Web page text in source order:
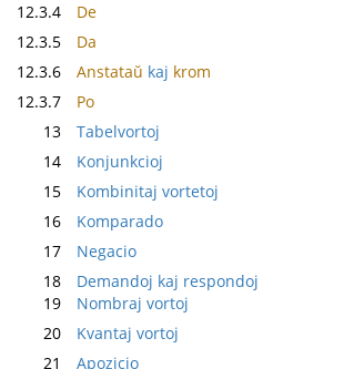
12.3.4
De
12.3.5
Da
12.3.6
Anstataŭ kaj krom
12.3.7
Po
13
Tabelvortoj
14
Konjunkcioj
15
Kombinitaj vortetoj
16
Komparado
17
Negacio
18
Demandoj kaj respondoj
19
Nombraj vortoj
20
Kvantaj vortoj
21
Apozicio